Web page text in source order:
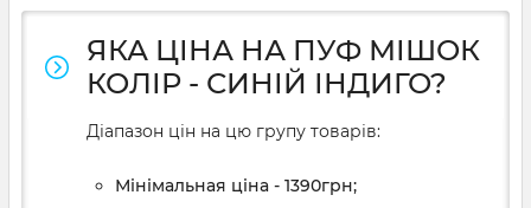
ЯКА ЦІНА НА ПУФ МІШОК
КОЛІР - СИНІЙ ІНДИГО?
Діапазон цін на цю групу товарів:
Мінімальная ціна - 1390грн;